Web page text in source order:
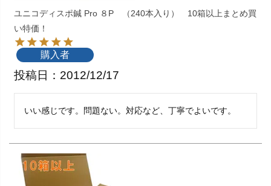
ユニコディスポ鍼 Pro ８P （240本入り） 10箱以上まとめ買
い特価！
購入者
投稿日 2012/12/17
いい感じです。問題ない。対応など、丁寧でよいです。